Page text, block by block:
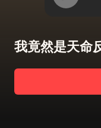
我竟然是天命